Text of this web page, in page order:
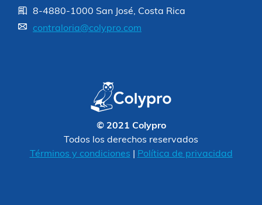
8-4880-1000 San José, Costa Rica
contraloria@colypro.com
© 2021 Colypro
Todos los derechos reservados
Términos y condiciones
Política de privacidad